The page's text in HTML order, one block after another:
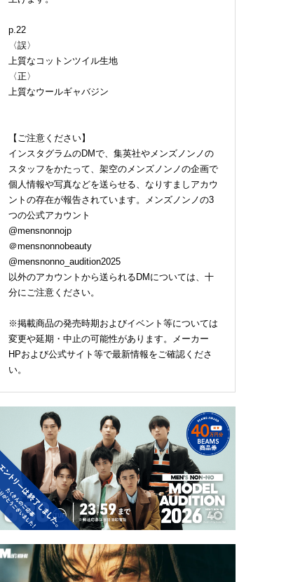
p.22
〈誤〉
上質なコットンツイル生地
〈正〉
上質なウールギャバジン
【ご注意ください】
インスタグラムのDMで、集英社やメンズノンノの
スタッフをかたって、架空のメンズノンノの企画で
個人情報や写真などを送らせる、なりすましアカウ
ントの存在が報告されています。メンズノンノの3
つの公式アカウント
@mensnonnojp
＠mensnonnobeauty
@mensnonno_audition2025
以外のアカウントから送られるDMについては、十
分にご注意ください。
※掲載商品の発売時期およびイベント等については
変更や延期・中止の可能性があります。メーカー
HPおよび公式サイト等で最新情報をご確認くださ
い。